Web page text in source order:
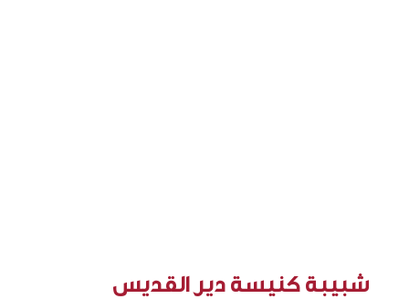
شبيبة كنيسة دير القديس